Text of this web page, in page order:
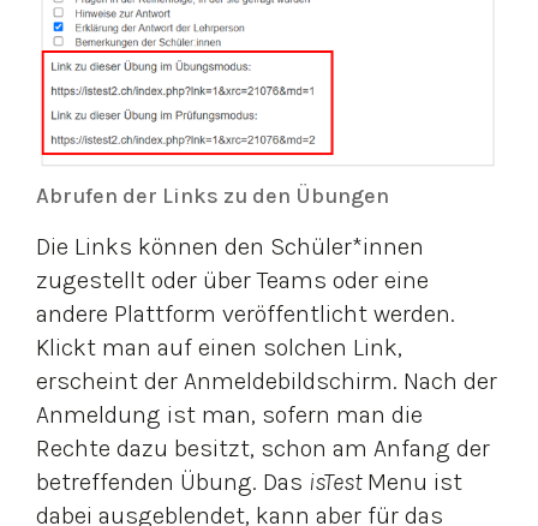
Abrufen der Links zu den Übungen
Die Links können den Schüler*innen
zugestellt oder über Teams oder eine
andere Plattform veröffentlicht werden.
Klickt man auf einen solchen Link,
erscheint der Anmeldebildschirm. Nach der
Anmeldung ist man, sofern man die
Rechte dazu besitzt, schon am Anfang der
betreffenden Übung. Das isTest Menu ist
dabei ausgeblendet, kann aber für das